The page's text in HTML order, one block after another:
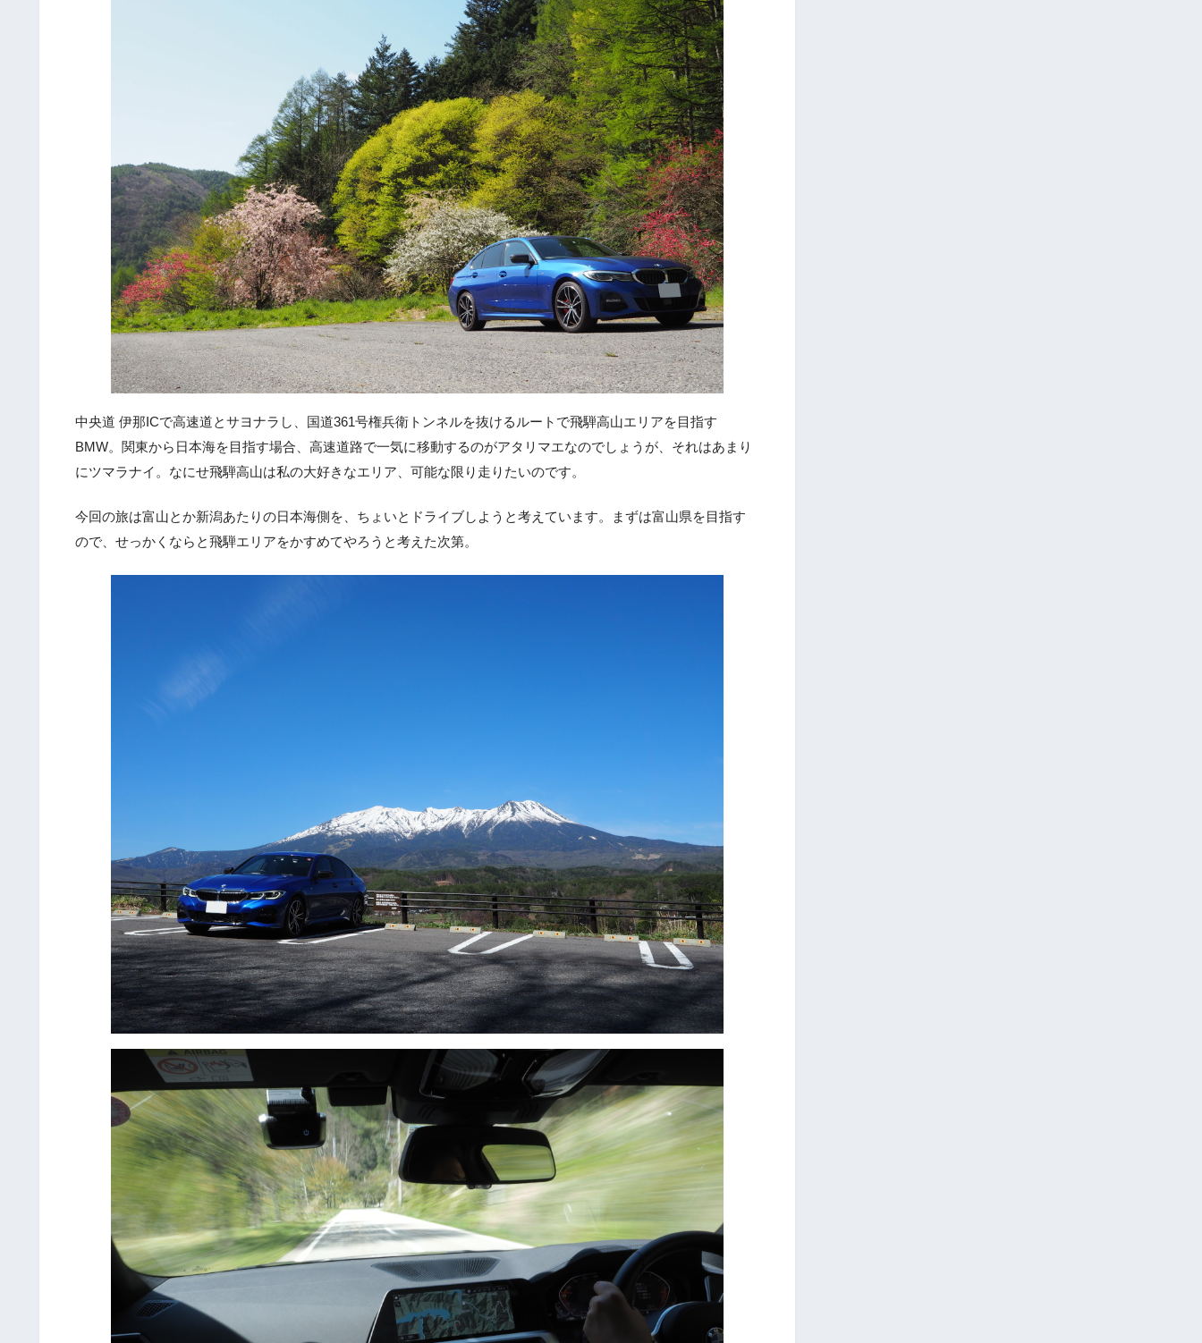
中央道 伊那ICで高速道とサヨナラし、国道361号権兵衛トンネルを抜けるルートで飛騨高山エリアを目指す
BMW。関東から日本海を目指す場合、高速道路で一気に移動するのがアタリマエなのでしょうが、それはあまり
にツマラナイ。なにせ飛騨高山は私の大好きなエリア、可能な限り走りたいのです。
今回の旅は富山とか新潟あたりの日本海側を、ちょいとドライブしようと考えています。まずは富山県を目指す
ので、せっかくならと飛騨エリアをかすめてやろうと考えた次第。